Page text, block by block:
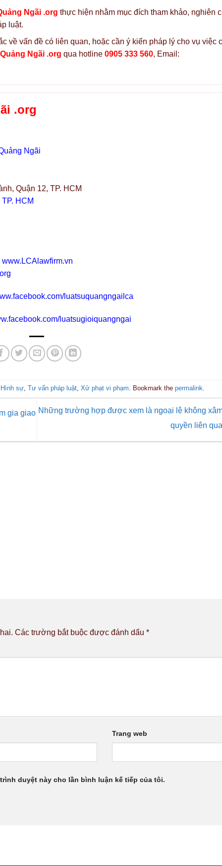
Ngãi .org thực hiện nhằm mục đích tham khảo, nghiên
luật.
về vấn đề có liên quan, hoặc cần ý kiến pháp lý cho vụ việc
Ngãi .org qua hotline 0905 333 560, Email:
.org
Ngãi
Quận 12, TP. HCM
HCM
www.LCAlawfirm.vn
luatsuquangngailca
luatsugioiquangngai
sự,Tư vấn pháp luật,Xử phạt vi phạm. Bookmark thepermalink.
gia giao Những trường hợp được xem là ngoại lệ không
quyền liên
Các trường bắt buộc được đánh dấu *
Trang web
duyệt này cho lần bình luận kế tiếp của tôi.